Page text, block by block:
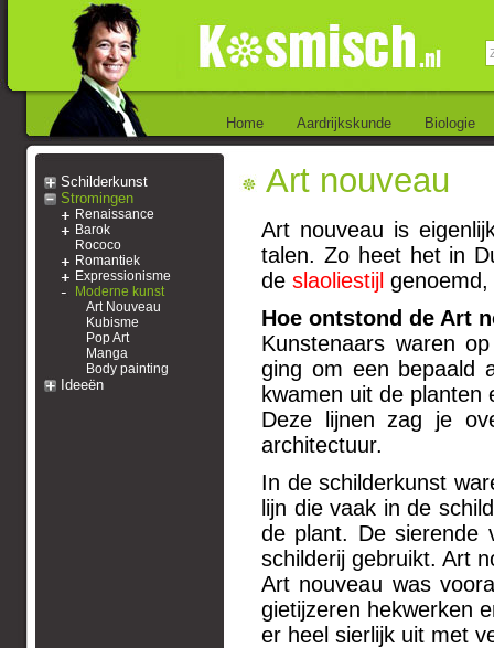
Home Aardrijkskunde Biologie
Schilderkunst
Stromingen
Renaissance
Barok
Rococo
Romantiek
Expressionisme
Moderne kunst
Art Nouveau
Kubisme
Pop Art
Manga
Body painting
Ideeën
Art nouveau
Art nouveau is
talen. Zo heet het in
de slaoliestijl
Hoe ontstond de Art
Kunstenaars waren
ging om een bepaald
kwamen uit de planten
Deze lijnen zag je
architectuur.
In de schilderkunst
lijn die vaak in de
de plant. De sierende
schilderij gebruikt. Art
Art nouveau was
gietijzeren hekwerken
er heel sierlijk uit met